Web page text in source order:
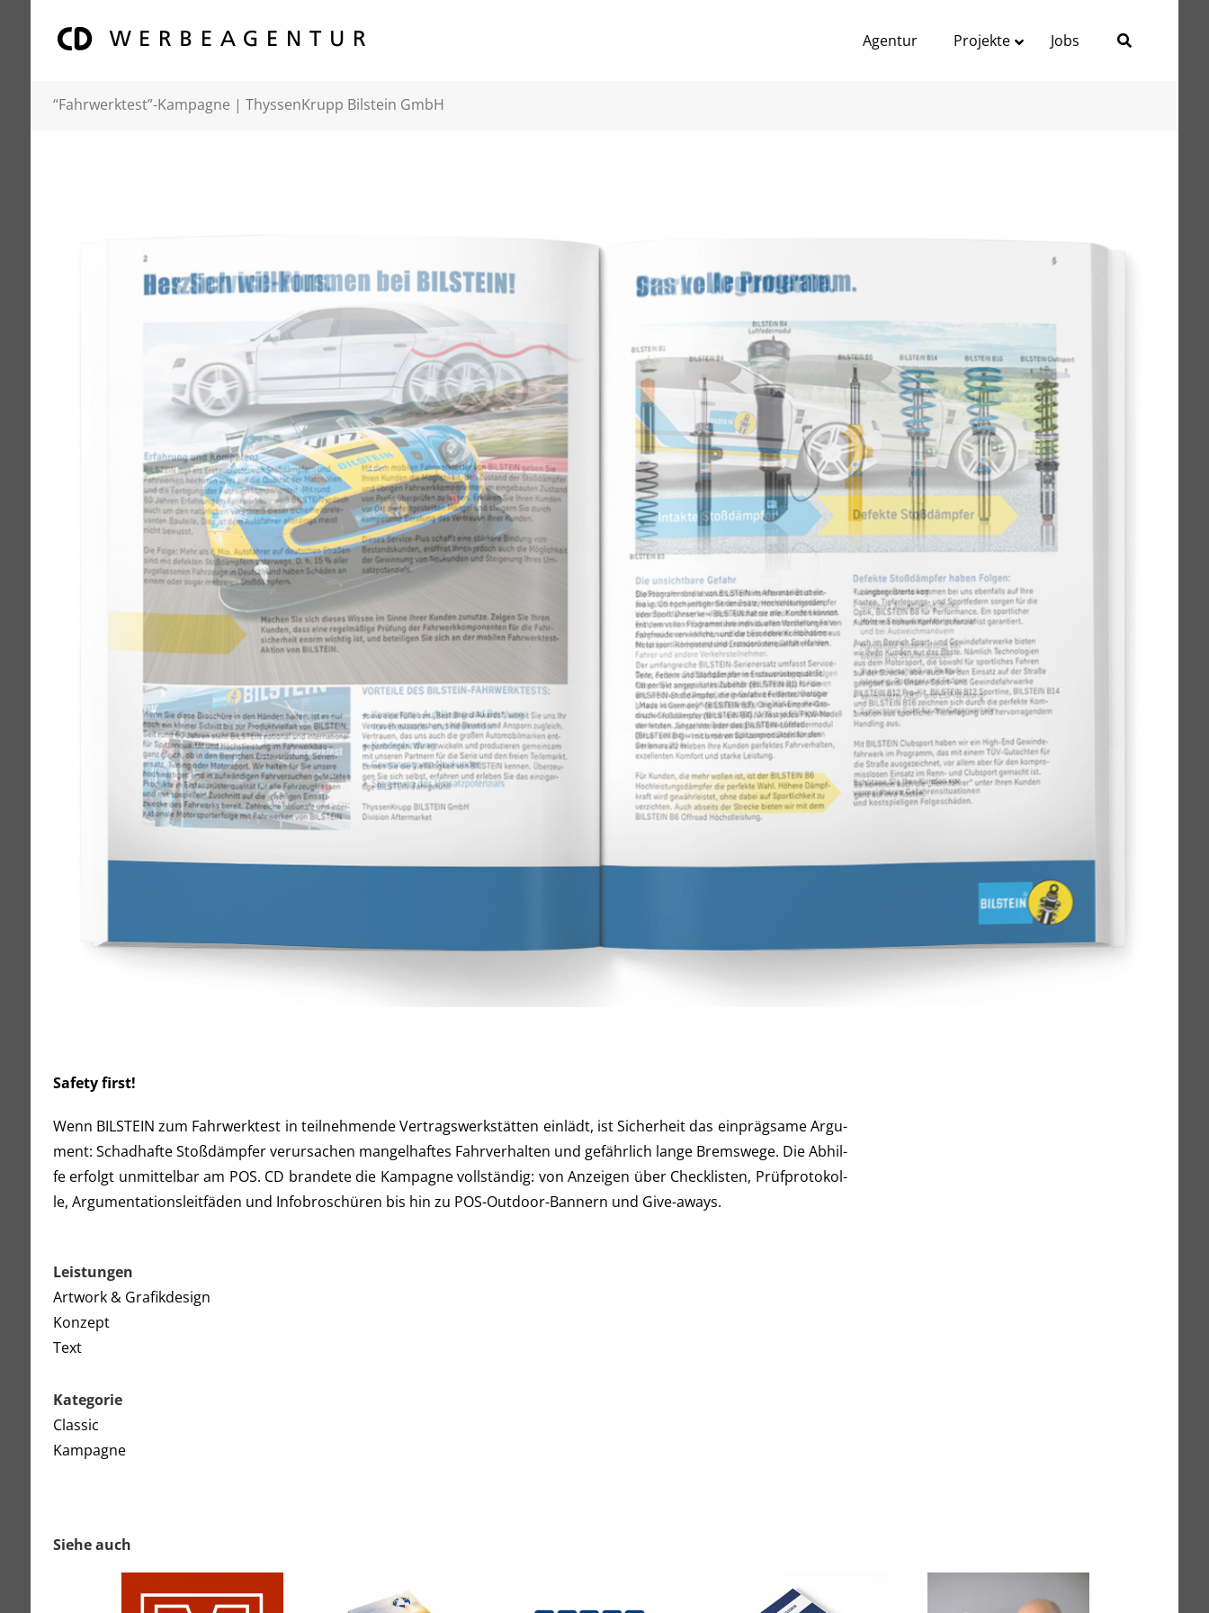
Agentur Projekte Jobs
“Fahrwerktest”-Kampagne | ThyssenKrupp Bilstein GmbH
Safe­ty first!
Wenn BILSTEIN zum Fahr­werk­test in teil­neh­men­de Ver­trags­werk­stät­ten ein­lädt, ist Sicher­heit das ein­präg­sa­me Argu­
ment: Schad­haf­te Stoß­dämp­fer ver­ur­sa­chen man­gel­haf­tes Fahr­ver­hal­ten und gefähr­lich lan­ge Brems­we­ge. Die Abhil­
fe erfolgt unmit­tel­bar am POS. CD bran­de­te die Kam­pa­gne voll­stän­dig: von Anzei­gen über Check­lis­ten, Prüf­pro­to­kol­
le, Argu­men­ta­ti­ons­leit­fä­den und Info­bro­schü­ren bis hin zu POS-Out­door-Ban­nern und Give-aways.
Leistungen
Artwork & Grafikdesign
Konzept
Text
Kategorie
Classic
Kampagne
Siehe auch